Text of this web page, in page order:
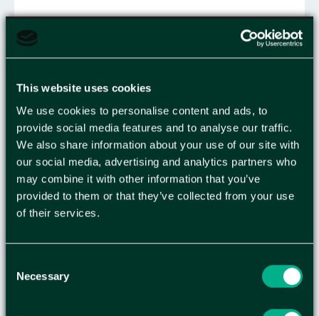
This website uses cookies
We use cookies to personalise content and ads, to
provide social media features and to analyse our traffic.
We also share information about your use of our site with
our social media, advertising and analytics partners who
may combine it with other information that you’ve
provided to them or that they’ve collected from your use
of their services.
Selection
Necessary
53,88
SANITETSPÅSE TORK B5 VIT 25/FP
25,88 KR /ST